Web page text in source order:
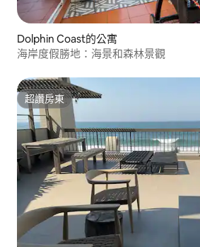
Dolphin Coast的公寓
海岸度假勝地：海景和森林景觀
超讚房東
超讚房東